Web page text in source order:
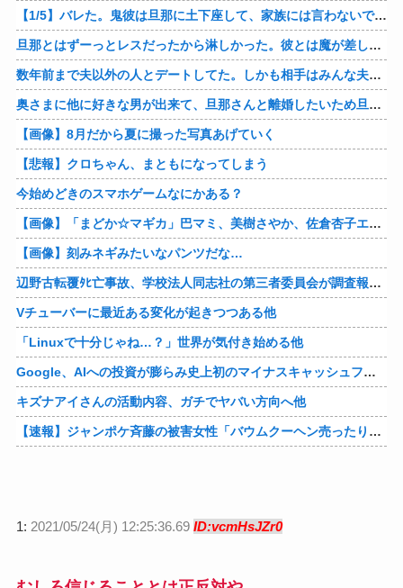
【1/5】バレた。鬼彼は旦那に土下座して、家族には言わないで下さいって…。いつの間にか子供も出来ていたようで私はドン引きでした。→お前の旦那はお前にドン引きだよｗ
旦那とはずーっとレスだったから淋しかった。彼とは魔が差したというか恋に恋してしまって… 結婚してくれ！って言われたけど、それは彼が毎日色々したいだけ。やっと目が覚めた。
数年前まで夫以外の人とデートしてた。しかも相手はみんな夫の仕事関係の人。例えるなら夫はサッカーチームの管理栄養士、デート相手複数人は全員そのサッカーチーム選手みたいな。
奥さまに他に好きな男が出来て、旦那さんと離婚したいため旦那さんのＤＶをでっちあげて、まんまと周りを騙している話を聞いたのは、未来の鬼女たちだったｗ
【画像】8月だから夏に撮った写真あげていく
【悲報】クロちゃん、まともになってしまう
今始めどきのスマホゲームなにかある？
【画像】「まどか☆マギカ」巴マミ、美樹さやか、佐倉杏子エロすぎ放課後えんこーハメ撮りどぴゅどぴゅエチエチが最高すぎる❣
【画像】刻みネギみたいなパンツだな…
辺野古転覆ﾀﾋ亡事故、学校法人同志社の第三者委員会が調査報告書を公表 … 安全配慮義務違反や安全管理に関する検証を妨げた組織風土の存在を指摘
Vチューバーに最近ある変化が起きつつある他
「Linuxで十分じゃね…？」世界が気付き始める他
Google、AIへの投資が膨らみ史上初のマイナスキャッシュフローに陥る他
キズナアイさんの活動内容、ガチでヤバい方向へ他
【速報】ジャンポケ斉藤の被害女性「バウムクーヘン売ったりTikTokライブしててムカついたから示談しなかった」他
1: 2021/05/24(月) 12:25:36.69 ID:vcmHsJZr0